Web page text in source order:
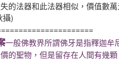
的法器和此法器相似，價值數萬
攝)
一般佛教界所謂佛牙是指釋迦牟
的聖物，但是留存在人間有幾